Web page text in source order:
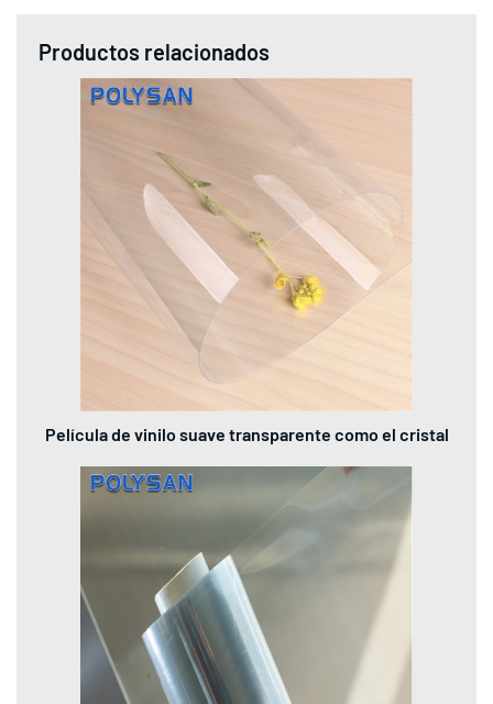
Productos relacionados
Película de vinilo suave transparente como el cristal